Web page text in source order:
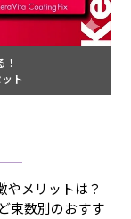
ト
やメリットは？
束数別のおすす